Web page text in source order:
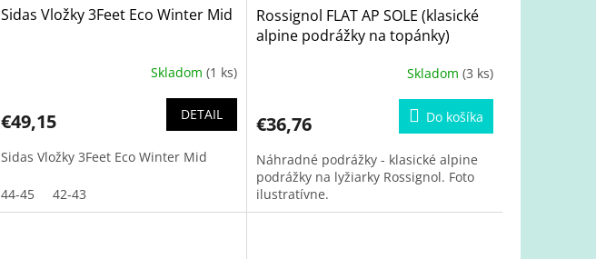
Sidas Vložky 3Feet Eco Winter Mid
Skladom (1 ks)
€49,15 DETAIL
Sidas Vložky 3Feet Eco Winter Mid
44-45 42-43
Rossignol FLAT AP SOLE (klasické
alpine podrážky na topánky)
Skladom (3 ks)
€36,76 Do košíka
Náhradné podrážky - klasické alpine
podrážky na lyžiarky Rossignol. Foto
ilustratívne.